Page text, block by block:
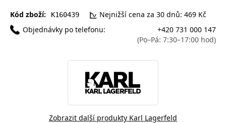
Kód zboží: K160439
Nejnižší cena za 30 dnů: 469 Kč
Objednávky po telefonu:
+420 731 000 147
(Po–Pá: 7:30–17:00 hod)
Zobrazit další produkty Karl Lagerfeld